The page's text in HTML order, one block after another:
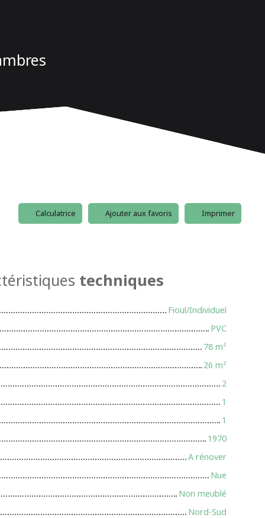
Calculatrice Ajouter aux favoris Imprimer
techniques
Fioul/Individuel
PVC
78 m²
26 m²
2
1
1
1970
A rénover
Nue
Non meublé
Nord-Sud